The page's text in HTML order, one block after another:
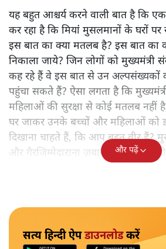
यह बहुत आश्चर्य करने वाली बात है कि
कर रहा है कि मियांं मुसलमानों के घरों
इस बात का क्या मतलब है? इस बात का
निकाला जाये? जिन लोगों को मुख्यमंत्री
कह रहे हैं वे इस बात से उन अल्पसंख्यकों
पहुंचा सकते हैं? ऐसा लगता है कि
महिलाओं की सुरक्षा से कोई मतलब नहीं
घर जाकर उनके बच्चों और महिलाओं को
दिखाना चाहते हैं, कि आप बहुत वीर हैं?
और गैरजिम्मेदाराना ज़बान यहीं नहीं
और पढ़ें
सत्य हिन्दी ऐपडाउनलोडकरें